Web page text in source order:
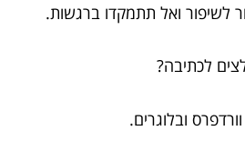
לשיפור ואל תתמקדו ברגשות.
ובלוגרים.